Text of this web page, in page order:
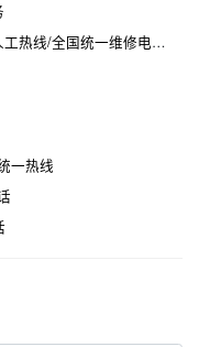
/全国统一维修电话是多少
一热线